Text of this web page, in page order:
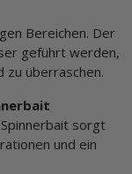
Bereichen. Der
geführt werden,
zu überraschen.
sorgt
und ein